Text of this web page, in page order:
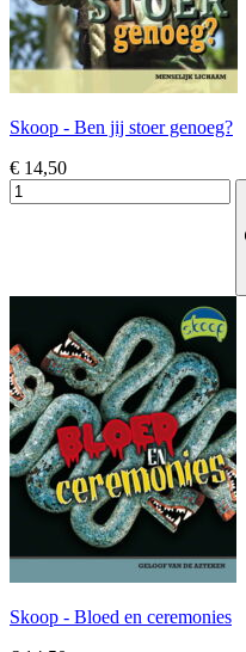
Skoop - Ben jij stoer genoeg?
€ 14,50
Skoop - Bloed en ceremonies